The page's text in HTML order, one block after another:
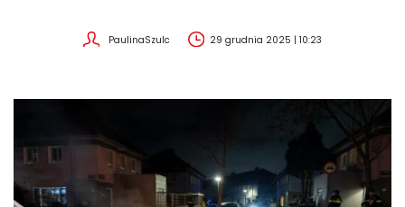
PaulinaSzulc 29 grudnia 2025 | 10:23